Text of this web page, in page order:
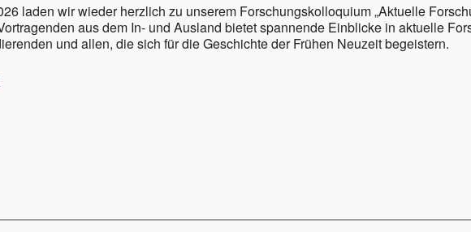
laden wir wieder herzlich zu unserem Forschungskolloquium „Aktuelle
aus dem In- und Ausland bietet spannende Einblicke in aktuelle
und allen, die sich für die Geschichte der Frühen Neuzeit begeistern.